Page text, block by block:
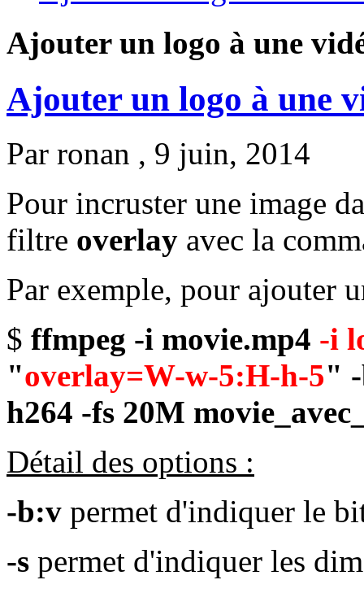
Ajouter un logo à une
Ajouter un logo à une
Par ronan , 9 juin, 2014
Pour incruster une image
filtre overlay avec la
Par exemple, pour ajouter
$ ffmpeg -i movie.mp4 -i
"overlay=W-w-5:H-h-5"
h264 -fs 20M
Détail des options :
-b:v permet d'indiquer le
-s permet d'indiquer les